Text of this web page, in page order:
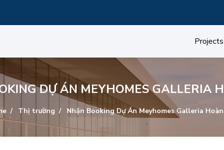
Projects
DỰ ÁN MEYHOMES GALLERIA
Thị trường Nhận Booking Dự Án Meyhomes Galleria